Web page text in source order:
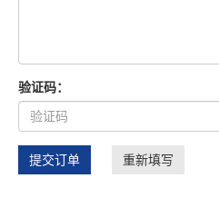
验证码：
提交订单 重新填写